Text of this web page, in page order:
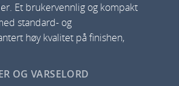
Et brukervennlig og kompakt
standard- og
høy kvalitet på finishen,
OG VARSELORD